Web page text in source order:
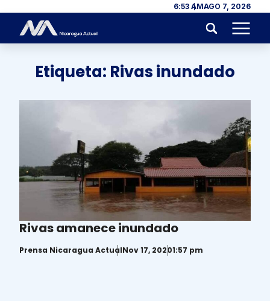
Skip to content 6:53 AMAGO 7, 2026
Menu
Etiqueta: Rivas inundado
Rivas amanece inundado
Prensa Nicaragua ActualNov 17, 20201:57 pm